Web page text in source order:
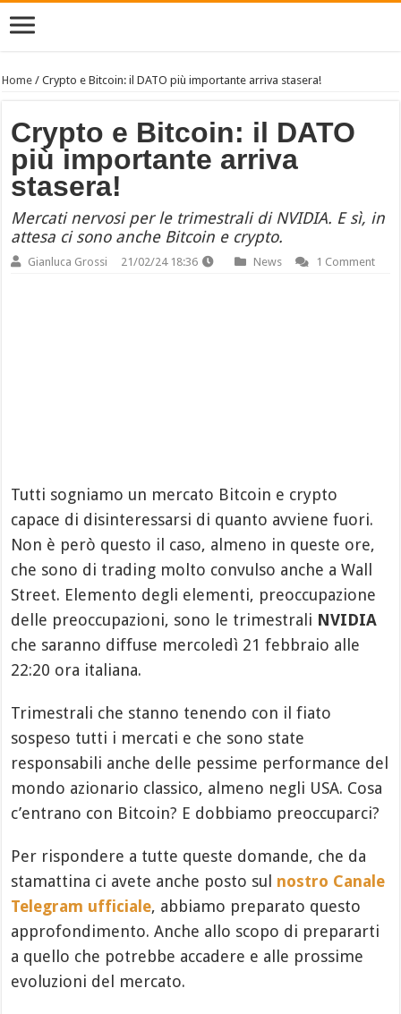
Home /Crypto e Bitcoin: il DATO più importante arriva stasera!
Crypto e Bitcoin: il DATO
più importante arriva
stasera!
Mercati nervosi per le trimestrali di NVIDIA. E sì, in
attesa ci sono anche Bitcoin e crypto.
Gianluca Grossi 21/02/24 18:36 News 1 Comment
Tutti sogniamo un mercato Bitcoin e crypto
capace di disinteressarsi di quanto avviene fuori.
Non è però questo il caso, almeno in queste ore,
che sono di trading molto convulso anche a Wall
Street. Elemento degli elementi, preoccupazione
delle preoccupazioni, sono le trimestrali NVIDIA
che saranno diffuse mercoledì 21 febbraio alle
22:20 ora italiana.
Trimestrali che stanno tenendo con il fiato
sospeso tutti i mercati e che sono state
responsabili anche delle pessime performance del
mondo azionario classico, almeno negli USA. Cosa
c’entrano con Bitcoin? E dobbiamo preoccuparci?
Per rispondere a tutte queste domande, che da
stamattina ci avete anche posto sul nostro Canale
Telegram ufficiale, abbiamo preparato questo
approfondimento. Anche allo scopo di prepararti
a quello che potrebbe accadere e alle prossime
evoluzioni del mercato.